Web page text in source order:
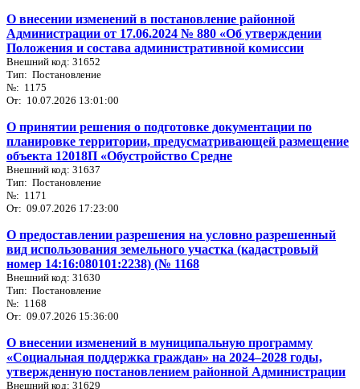
О внесении изменений в постановление районной
Администрации от 17.06.2024 № 880 «Об утверждении
Положения и состава административной комиссии
Внешний код: 31652
Тип: Постановление
№: 1175
От: 10.07.2026 13:01:00
О принятии решения о подготовке документации по
планировке территории, предусматривающей размещение
объекта 12018П «Обустройство Средне
Внешний код: 31637
Тип: Постановление
№: 1171
От: 09.07.2026 17:23:00
О предоставлении разрешения на условно разрешенный
вид использования земельного участка (кадастровый
номер 14:16:080101:2238) (№ 1168
Внешний код: 31630
Тип: Постановление
№: 1168
От: 09.07.2026 15:36:00
О внесении изменений в муниципальную программу
«Социальная поддержка граждан» на 2024–2028 годы,
утвержденную постановлением районной Администрации
Внешний код: 31629